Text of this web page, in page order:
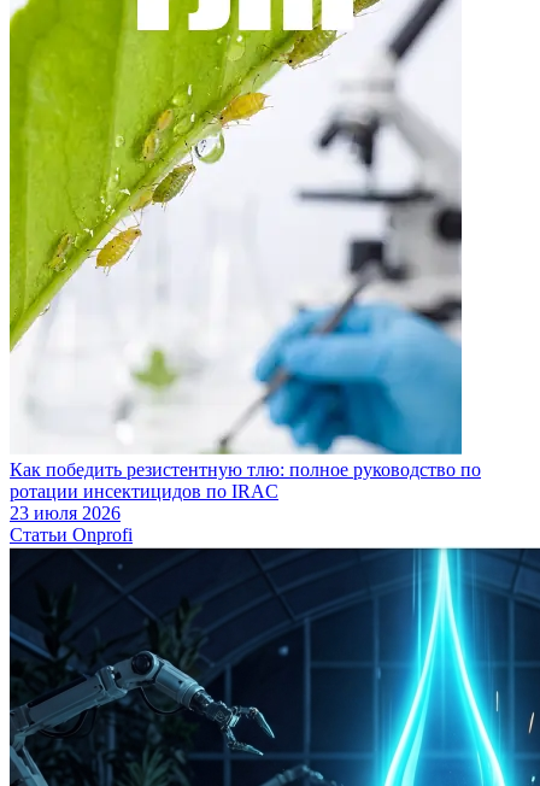
Как победить резистентную тлю: полное руководство по
ротации инсектицидов по IRAC
23 июля 2026
Статьи Onprofi